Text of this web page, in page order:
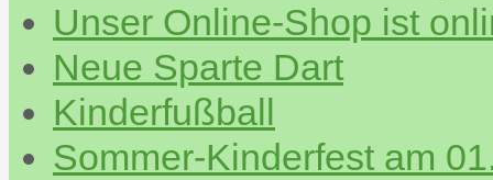
Unser Online-Shop ist
Neue Sparte Dart
Kinderfußball
Sommer-Kinderfest am